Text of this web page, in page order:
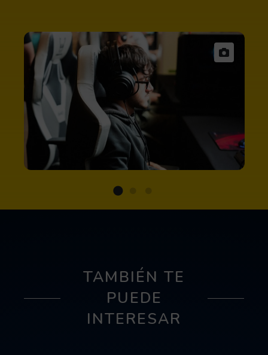
TAMBIÉN TE
PUEDE
INTERESAR